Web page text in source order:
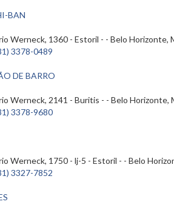
BAN
Werneck, 1360 - Estoril - - Belo Horizonte,
3378-0489
DE BARRO
Werneck, 2141 - Buritis - - Belo Horizonte,
3378-9680
Werneck, 1750 - lj-5 - Estoril - - Belo
3327-7852